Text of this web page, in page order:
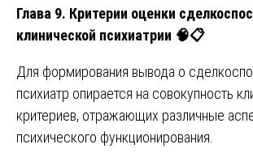
Глава 9. Критерии оценки
клинической психиатрии 🧠📋
Для формирования вывода о
психиатр опирается на совокупность
критериев, отражающих различные
психического функционирования.